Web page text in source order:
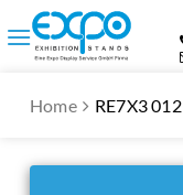
Home RE7X3 012